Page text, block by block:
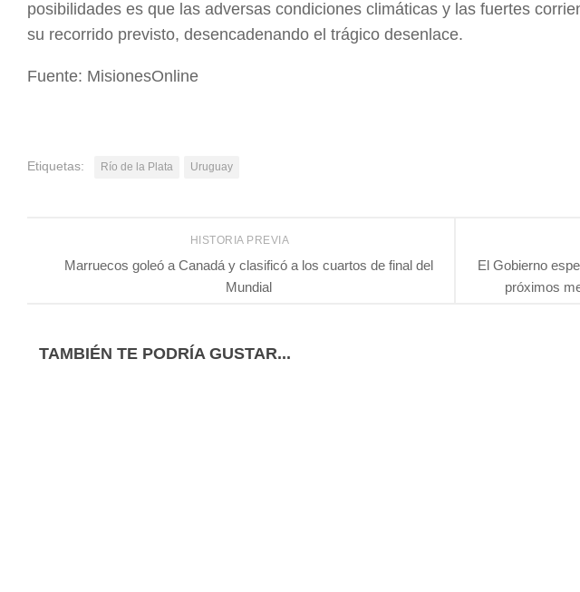
posibilidades es que las adversas condiciones climáticas y las fuertes
su recorrido previsto, desencadenando el trágico desenlace.
Fuente: MisionesOnline
Etiquetas: Río de la Plata Uruguay
El Gobierno
próximos
HISTORIA PREVIA
Marruecos goleó a Canadá y clasificó a los cuartos de final del
Mundial
TAMBIÉN TE PODRÍA GUSTAR...